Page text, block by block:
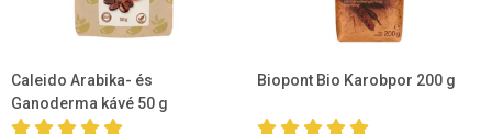
Caleido Arabika- és
Ganoderma kávé 50 g
Biopont Bio Karobpor 200 g